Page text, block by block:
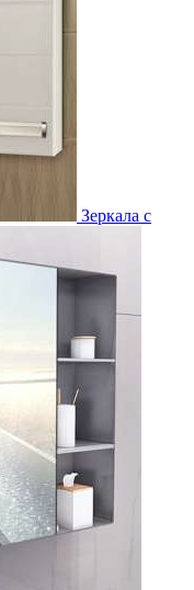
Зеркала с